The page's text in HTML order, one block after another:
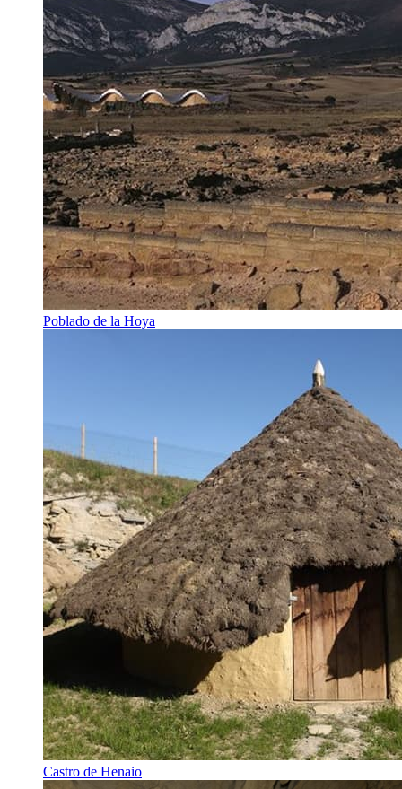
Poblado de la Hoya
Castro de Henaio